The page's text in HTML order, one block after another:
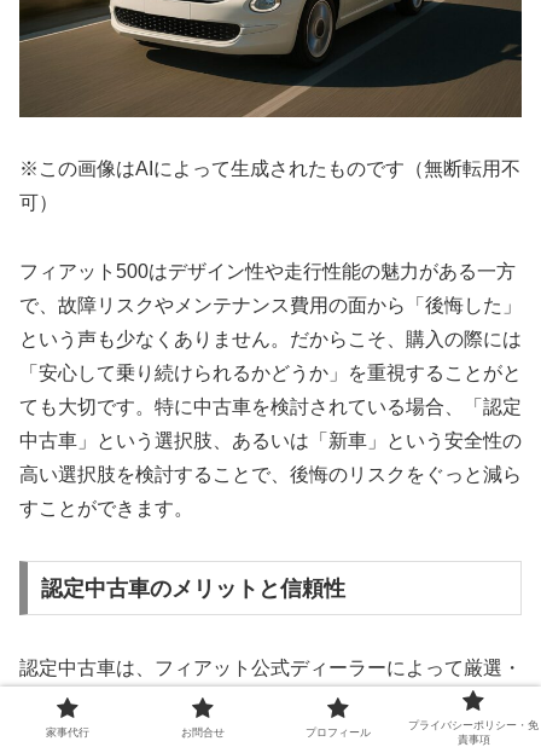
※この画像はAIによって生成されたものです（無断転用不
可）
フィアット500はデザイン性や走行性能の魅力がある一方
で、故障リスクやメンテナンス費用の面から「後悔した」
という声も少なくありません。だからこそ、購入の際には
「安心して乗り続けられるかどうか」を重視することがと
ても大切です。特に中古車を検討されている場合、「認定
中古車」という選択肢、あるいは「新車」という安全性の
高い選択肢を検討することで、後悔のリスクをぐっと減ら
すことができます。
認定中古車のメリットと信頼性
認定中古車は、フィアット公式ディーラーによって厳選・
整備された車両であり、通常の中古車とは一線を画す安心
感があります。
家事代行 お問合せ プロフィール
プライバシーポリシー・免
責事項